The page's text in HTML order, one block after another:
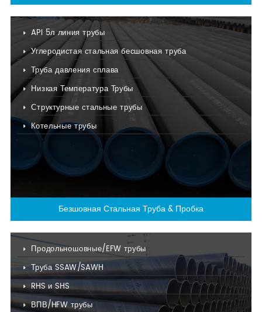
API 5л линия трубы
Углеродистая стальная бесшовная труба
Труба давления сплава
Низкая Температура Трубы
Структурные стальные трубы
Котельные трубы
Безшовная Стальная Труба & Пробка
Продольношовные/EFW трубы
Труба SSAW/SAWH
RHS и SHS
ВПВ/HFW трубы